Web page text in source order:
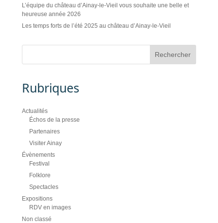
L’équipe du château d’Ainay-le-Vieil vous souhaite une belle et
heureuse année 2026
Les temps forts de l’été 2025 au château d’Ainay-le-Vieil
Rubriques
Actualités
Échos de la presse
Partenaires
Visiter Ainay
Évènements
Festival
Folklore
Spectacles
Expositions
RDV en images
Non classé